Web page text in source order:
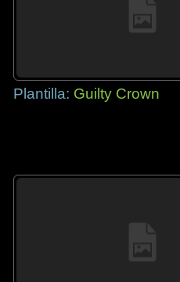
Plantilla: Guilty Crown